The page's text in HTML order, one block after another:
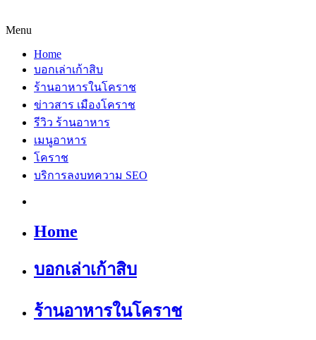
Menu
Home
บอกเล่าเก้าสิบ
ร้านอาหารในโคราช
ข่าวสาร เมืองโคราช
รีวิว ร้านอาหาร
เมนูอาหาร
โคราช
บริการลงบทความ SEO
Home
บอกเล่าเก้าสิบ
ร้านอาหารในโคราช